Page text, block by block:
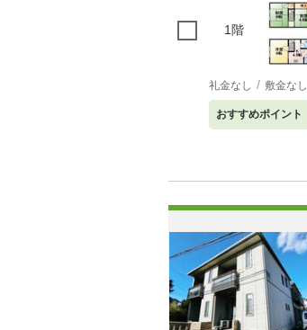
1階
礼金なし 敷金なし
おすすめポイント